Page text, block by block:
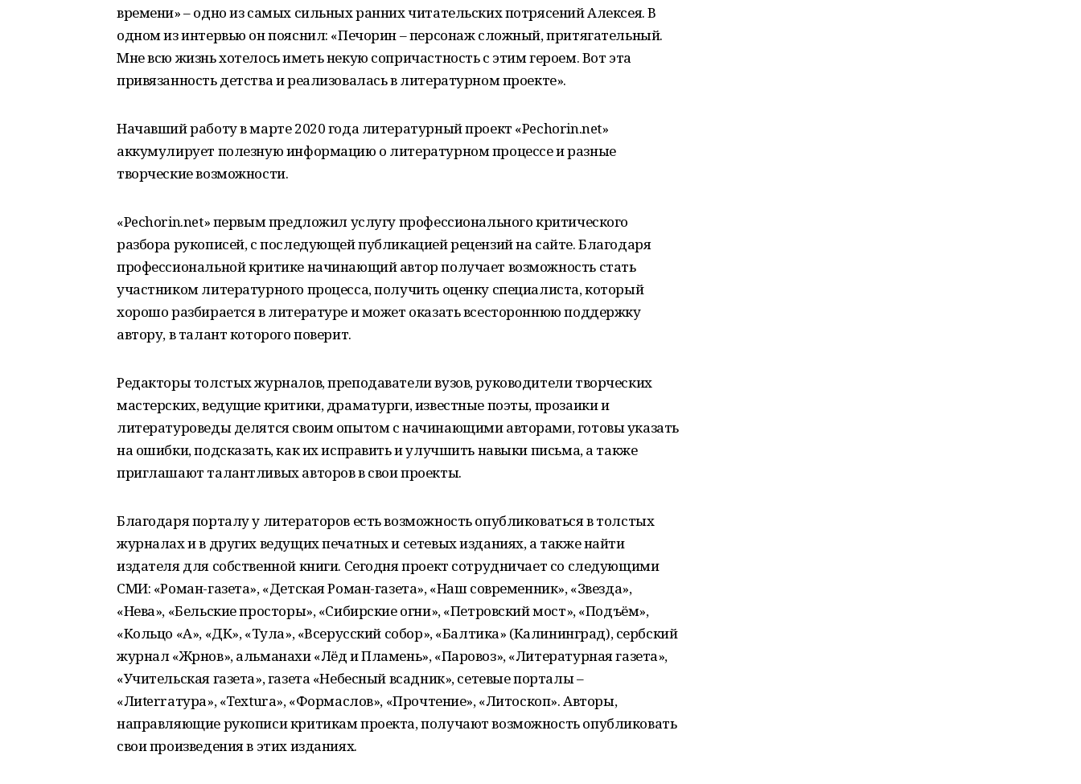
времени» – одно из самых сильных ранних читательских потрясений Алексея. В
одном из интервью он пояснил: «Печорин – персонаж сложный, притягательный.
Мне всю жизнь хотелось иметь некую сопричастность с этим героем. Вот эта
привязанность детства и реализовалась в литературном проекте».
Начавший работу в марте 2020 года литературный проект «Pechorin.net»
аккумулирует полезную информацию о литературном процессе и разные
творческие возможности.
«Pechorin.net» первым предложил услугу профессионального критического
разбора рукописей, с последующей публикацией рецензий на сайте. Благодаря
профессиональной критике начинающий автор получает возможность стать
участником литературного процесса, получить оценку специалиста, который
хорошо разбирается в литературе и может оказать всестороннюю поддержку
автору, в талант которого поверит.
Редакторы толстых журналов, преподаватели вузов, руководители творческих
мастерских, ведущие критики, драматурги, известные поэты, прозаики и
литературоведы делятся своим опытом с начинающими авторами, готовы указать
на ошибки, подсказать, как их исправить и улучшить навыки письма, а также
приглашают талантливых авторов в свои проекты.
Благодаря порталу у литераторов есть возможность опубликоваться в толстых
журналах и в других ведущих печатных и сетевых изданиях, а также найти
издателя для собственной книги. Сегодня проект сотрудничает со следующими
СМИ: «Роман-газета», «Детская Роман-газета», «Наш современник», «Звезда»,
«Нева», «Бельские просторы», «Сибирские огни», «Петровский мост», «Подъём»,
«Кольцо «А», «ДК», «Тула», «Всерусский собор», «Балтика» (Калининград), сербский
журнал «Жрнов», альманахи «Лёд и Пламень», «Паровоз», «Литературная газета»,
«Учительская газета», газета «Небесный всадник», сетевые порталы –
«Лиterraтура», «Textura», «Формаслов», «Прочтение», «Литоскоп». Авторы,
направляющие рукописи критикам проекта, получают возможность опубликовать
свои произведения в этих изданиях.